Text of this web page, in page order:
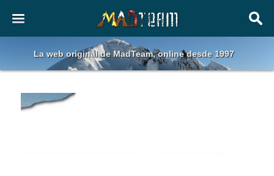
La web original de MadTeam, online desde 1997